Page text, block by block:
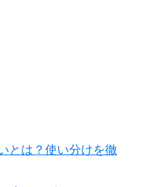
とは？使い分けを徹